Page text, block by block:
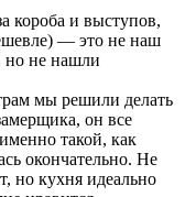
короба и выступов,
— это не наш
но не нашли
мы решили делать
он все
такой, как
окончательно. Не
но кухня идеально